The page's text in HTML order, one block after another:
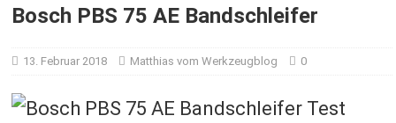
Bosch PBS 75 AE Bandschleifer
13. Februar 2018 Matthias vom Werkzeugblog 0